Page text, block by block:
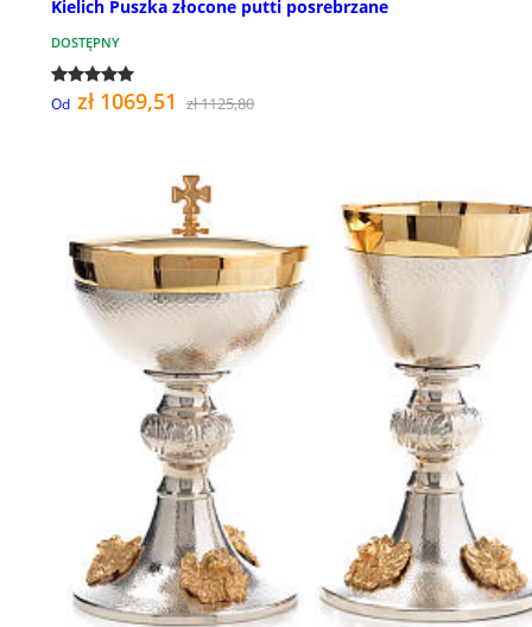
Kielich Puszka złocone putti posrebrzane
DOSTĘPNY
Od zł 1069,51 zł 1125,80